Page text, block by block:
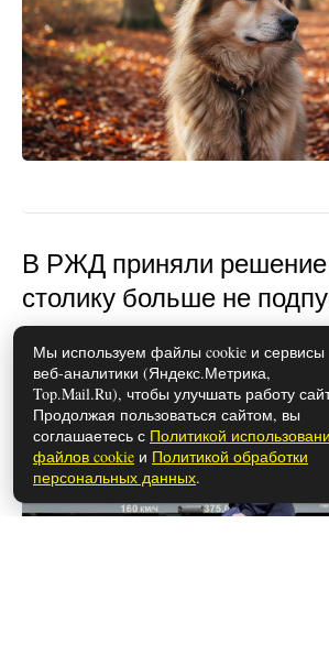
В РЖД приняли
столику больше не
новых вагонах у
будет по-другому
Мы используем файлы cookie и сервисы
веб-аналитики (Яндекс.Метрика,
Top.Mail.Ru), чтобы улучшать работу
Продолжая пользоваться сайтом, вы
соглашаетесь с Политикой
файлов cookie и Политикой обработки
персональных данных.